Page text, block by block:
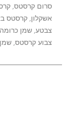
סרום קרסטס
אשקלון
קרסטס
צבטע שמן
צבוע קרסטס